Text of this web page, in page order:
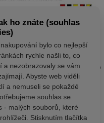
ho znáte (souhlas
bylo co nejlepší
rychle našli to, co
a nezobrazovaly se vám
Abyste web viděli
a nemuseli se pokaždé
souhlas se
- malých souborů, které
Stisknutím tlačítka